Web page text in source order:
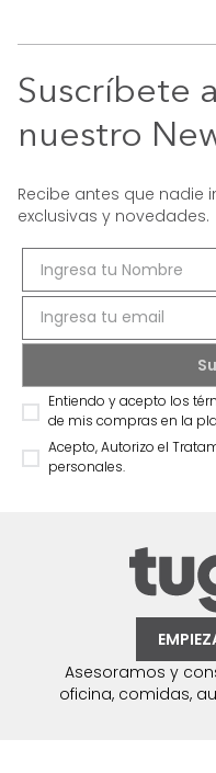
Suscríbete a
nuestro
Recibe antes que nadie
exclusivas y novedades.
Entiendo y acepto los
de mis compras en la
Acepto, Autorizo el
personales.
Asesoramos y
oficina, comidas,